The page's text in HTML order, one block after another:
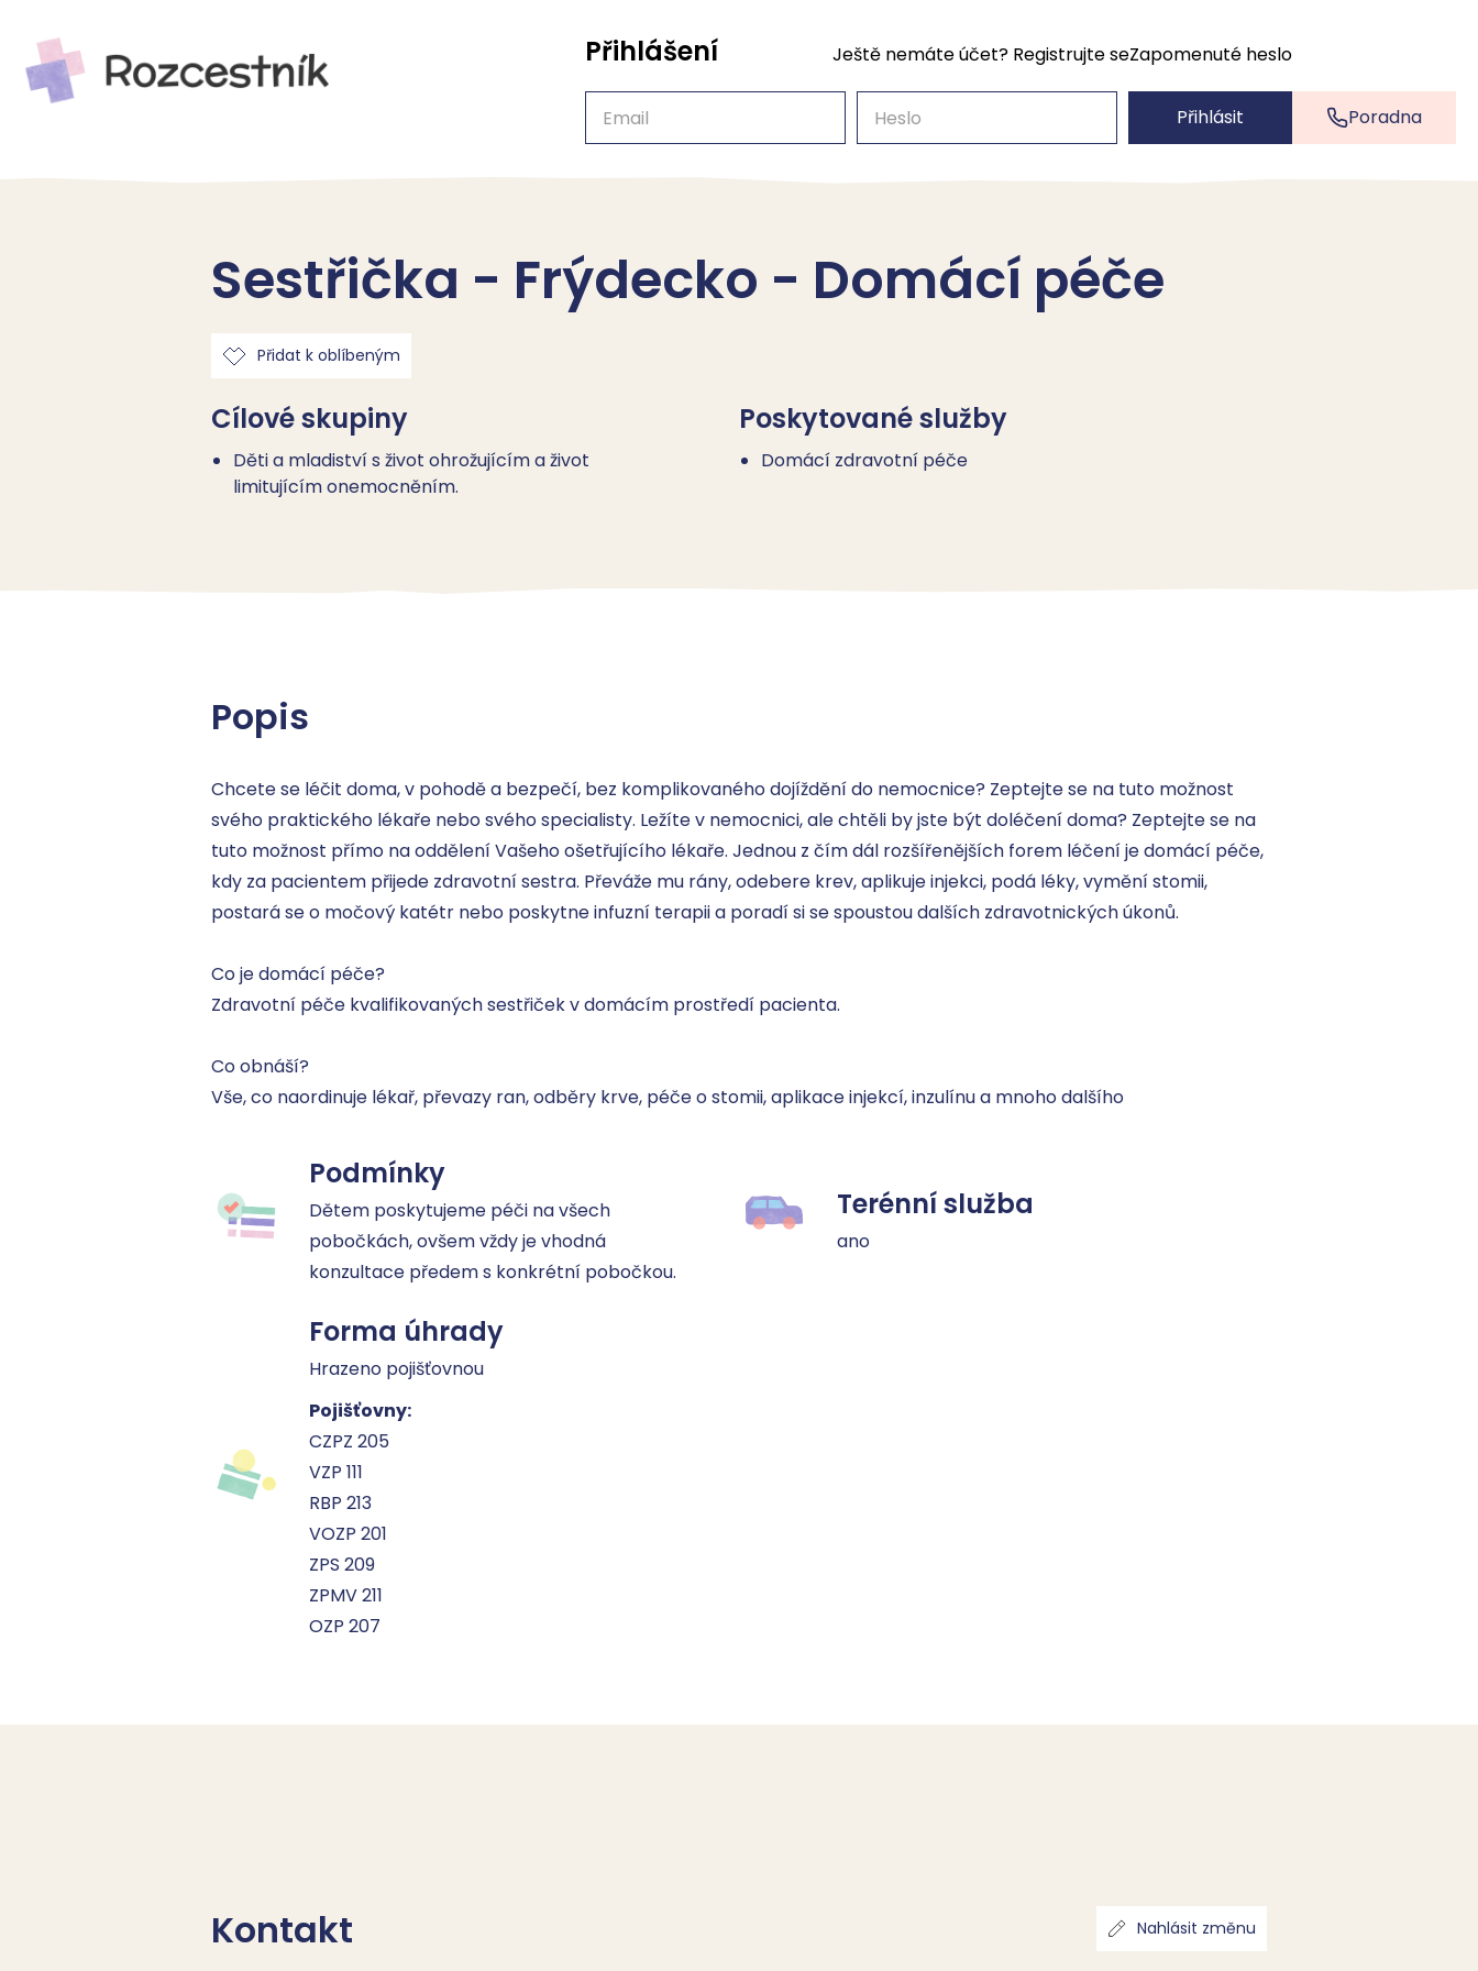
Poradna
Přihlášení Ještě nemáte účet? Registrujte seZapomenuté heslo
Přihlásit
Sestřička - Frýdecko - Domácí péče
Přidat k oblíbeným
Cílové skupiny
Děti a mladiství s život ohrožujícím a život
limitujícím onemocněním.
Poskytované služby
Domácí zdravotní péče
Popis
Chcete se léčit doma, v pohodě a bezpečí, bez komplikovaného dojíždění do nemocnice? Zeptejte se na tuto možnost
svého praktického lékaře nebo svého specialisty. Ležíte v nemocnici, ale chtěli by jste být doléčení doma? Zeptejte se na
tuto možnost přímo na oddělení Vašeho ošetřujícího lékaře. Jednou z čím dál rozšířenějších forem léčení je domácí péče,
kdy za pacientem přijede zdravotní sestra. Převáže mu rány, odebere krev, aplikuje injekci, podá léky, vymění stomii,
postará se o močový katétr nebo poskytne infuzní terapii a poradí si se spoustou dalších zdravotnických úkonů.
‍Co je domácí péče?
Zdravotní péče kvalifikovaných sestřiček v domácím prostředí pacienta.
‍Co obnáší?
Vše, co naordinuje lékař, převazy ran, odběry krve, péče o stomii, aplikace injekcí, inzulínu a mnoho dalšího
Podmínky
Dětem poskytujeme péči na všech
pobočkách, ovšem vždy je vhodná
konzultace předem s konkrétní pobočkou.
Terénní služba
ano
Forma úhrady
Hrazeno pojišťovnou
Pojišťovny:
CZPZ 205
VZP 111
RBP 213
VOZP 201
ZPS 209
ZPMV 211
OZP 207
Kontakt Nahlásit změnu